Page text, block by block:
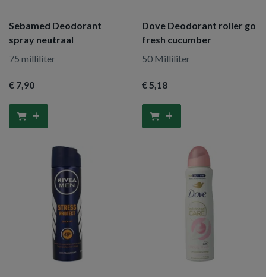
Sebamed Deodorant
spray neutraal
75 milliliter
€ 7,90
Dove Deodorant roller go
fresh cucumber
50 Milliliter
€ 5,18